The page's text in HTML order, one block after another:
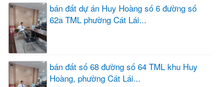
bán đất dự án Huy Hoàng số 6 đường số
62a TML phường Cát Lái...
bán đất số 68 đường số 64 TML khu Huy
Hoàng, phường Cát Lái...